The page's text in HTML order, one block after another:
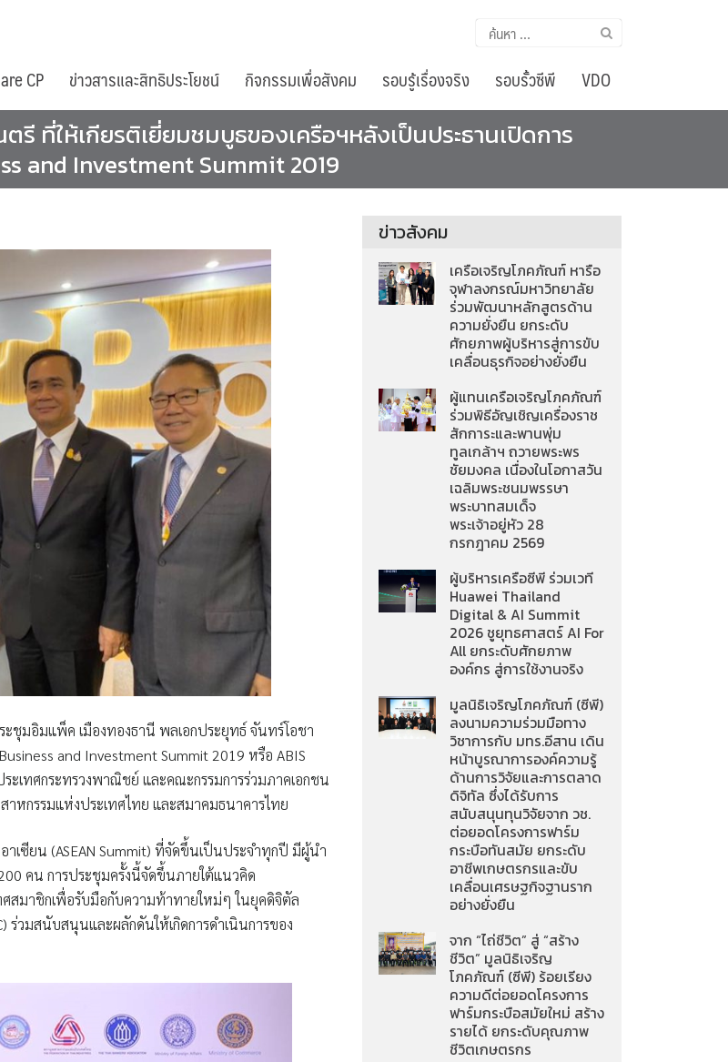
ค้นหา
CP ข่าวสารและสิทธิประโยชน์ กิจกรรมเพื่อสังคม รอบรู้เรื่องจริง รอบรั้วซีพี VDO
ที่ให้เกียรติเยี่ยมชมบูธของเครือฯหลังเป็นประธานเปิดการ
and Investment Summit 2019
ชุมอิมแพ็ค เมืองทองธานี พลเอกประยุทธ์ จันทร์โอชา
and Investment Summit 2019 หรือ ABIS
ะเทศกระทรวงพาณิชย์ และคณะกรรมการร่วมภาคเอกชน
หกรรมแห่งประเทศไทย และสมาคมธนาคารไทย
เซียน (ASEAN Summit) ที่จัดขึ้นเป็นประจำทุกปี มีผู้นำ
คน การประชุมครั้งนี้จัดขึ้นภายใต้แนวคิด
ศสมาชิกเพื่อรับมือกับความท้าทายใหม่ๆ ในยุคดิจิตัล
ร่วมสนับสนุนและผลักดันให้เกิดการดำเนินการของ
ข่าวสังคม
เครือเจริญโภคภัณฑ์ หารือ
จุฬาลงกรณ์มหาวิทยาลัย
ร่วมพัฒนาหลักสูตรด้าน
ความยั่งยืน ยกระดับ
ศักยภาพผู้บริหารสู่การขับ
เคลื่อนธุรกิจอย่างยั่งยืน
ผู้แทนเครือเจริญโภคภัณฑ์
ร่วมพิธีอัญเชิญเครื่องราช
สักการะและพานพุ่ม
ทูลเกล้าฯ ถวายพระพร
ชัยมงคล เนื่องในโอกาสวัน
เฉลิมพระชนมพรรษา
พระบาทสมเด็จ
พระเจ้าอยู่หัว 28
กรกฎาคม 2569
ผู้บริหารเครือซีพี ร่วมเวที
Huawei Thailand
Digital & AI Summit
2026 ชูยุทธศาสตร์ AI For
All ยกระดับศักยภาพ
องค์กร สู่การใช้งานจริง
มูลนิธิเจริญโภคภัณฑ์ (ซีพี)
ลงนามความร่วมมือทาง
วิชาการกับ มทร.อีสาน เดิน
หน้าบูรณาการองค์ความรู้
ด้านการวิจัยและการตลาด
ดิจิทัล ซึ่งได้รับการ
สนับสนุนทุนวิจัยจาก วช.
ต่อยอดโครงการฟาร์ม
กระบือทันสมัย ยกระดับ
อาชีพเกษตรกรและขับ
เคลื่อนเศรษฐกิจฐานราก
อย่างยั่งยืน
จาก “ไถ่ชีวิต” สู่ “สร้าง
ชีวิต” มูลนิธิเจริญ
โภคภัณฑ์ (ซีพี) ร้อยเรียง
ความดีต่อยอดโครงการ
ฟาร์มกระบือสมัยใหม่ สร้าง
รายได้ ยกระดับคุณภาพ
ชีวิตเกษตรกร